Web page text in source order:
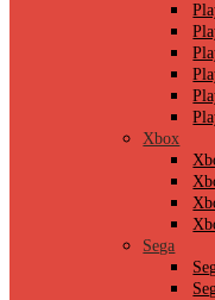
Xbox
Sega